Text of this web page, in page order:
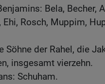
Bela, Becher,
Ehi, Rosch, Muppim,
Söhne der Rahel, die
insgesamt vierzehn.
Schuham.